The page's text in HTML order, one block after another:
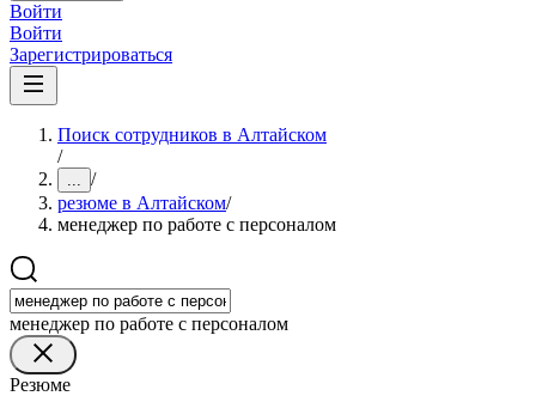
Войти
Войти
Зарегистрироваться
Поиск сотрудников в Алтайском
/
... /
резюме в Алтайском/
менеджер по работе с персоналом
менеджер по работе с персоналом
Резюме